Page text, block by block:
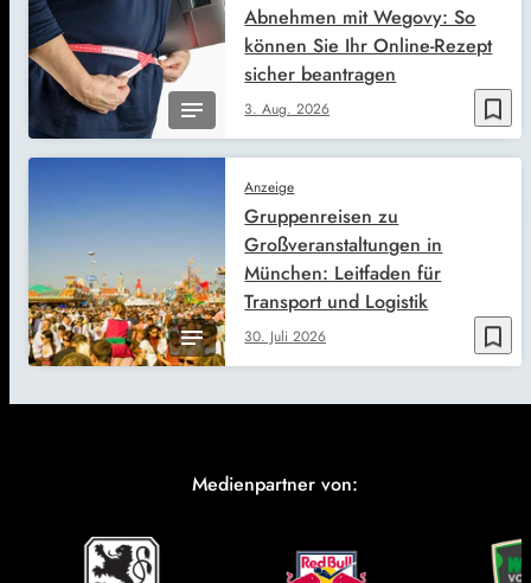
bookmark_border
3. Aug. 2026
Abnehmen mit Wegovy: So
können Sie Ihr Online-Rezept
sicher beantragen
bookmark_border
Anzeige
30. Juli 2026
Gruppenreisen zu
Großveranstaltungen in
München: Leitfaden für
Transport und Logistik
Medienpartner von: